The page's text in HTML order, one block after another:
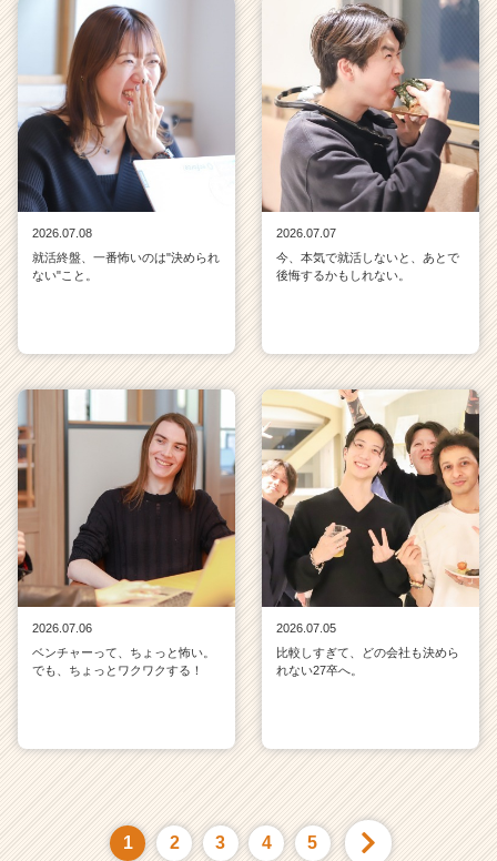
2026.07.08
就活終盤、一番怖いのは"決められ
ない"こと。
2026.07.07
今、本気で就活しないと、あとで
後悔するかもしれない。
2026.07.06
ベンチャーって、ちょっと怖い。
でも、ちょっとワクワクする！
2026.07.05
比較しすぎて、どの会社も決めら
れない27卒へ。
1 2 3 4 5